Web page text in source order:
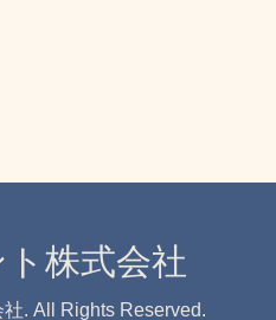
株式会社
社. All Rights Reserved.